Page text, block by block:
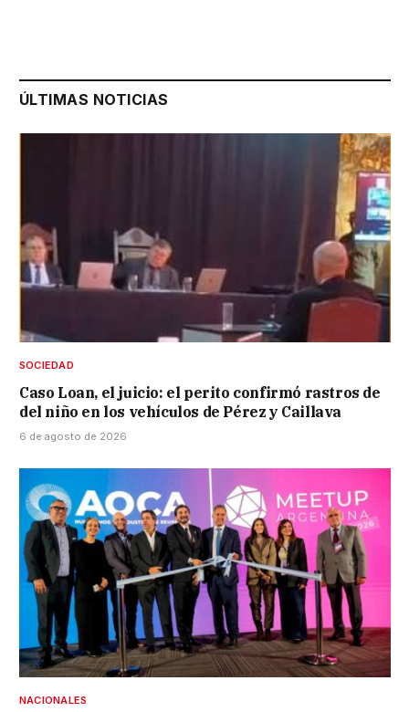
ÚLTIMAS NOTICIAS
SOCIEDAD
Caso Loan, el juicio: el perito confirmó rastros de
del niño en los vehículos de Pérez y Caillava
6 de agosto de 2026
NACIONALES